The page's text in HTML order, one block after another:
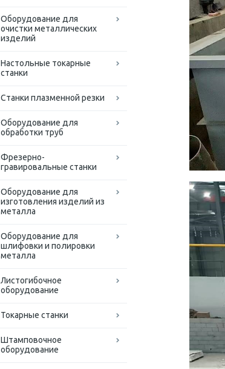
Оборудование для
очистки металлических
изделий
Настольные токарные
станки
Станки плазменной резки
Оборудование для
обработки труб
Фрезерно-
гравировальные станки
Оборудование для
изготовления изделий из
металла
Оборудование для
шлифовки и полировки
металла
Листогибочное
оборудование
Токарные станки
Штамповочное
оборудование